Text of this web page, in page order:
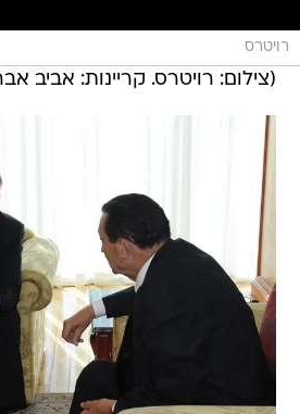
רויטרס
(צילום: רויטרס. קריינות: אביב